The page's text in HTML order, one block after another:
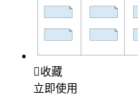
收藏
立即使用